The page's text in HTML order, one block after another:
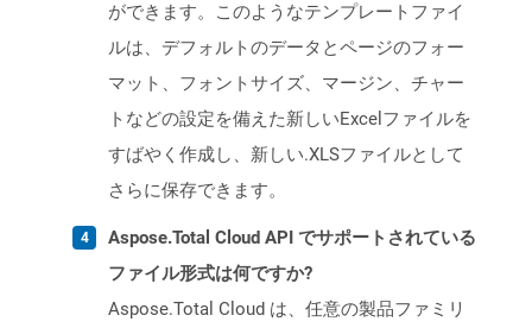
ができます。このようなテンプレートファイ
ルは、デフォルトのデータとページのフォー
マット、フォントサイズ、マージン、チャー
トなどの設定を備えた新しいExcelファイルを
すばやく作成し、新しい.XLSファイルとして
さらに保存できます。
Aspose.Total Cloud API でサポートされている
ファイル形式は何ですか?
Aspose.Total Cloud は、任意の製品ファミリ